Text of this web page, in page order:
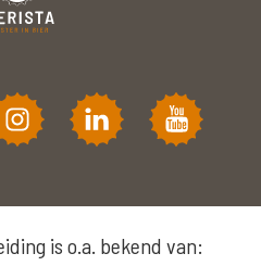
is o.a. bekend van: